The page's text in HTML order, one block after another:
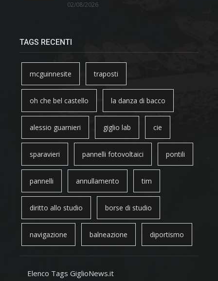
02/08/2026
TAGS RECENTI
mcguinnesite traposti
oh che bel castello la danza di bacco
alessio guarnieri giglio lab cie
sparavieri pannelli fotovoltaici pontili
pannelli annullamento tim
diritto allo studio borse di studio
navigazione balneazione diportismo
Elenco Tags GiglioNews.it